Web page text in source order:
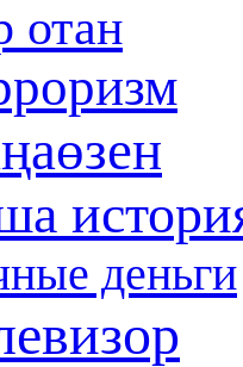
отан
деньги